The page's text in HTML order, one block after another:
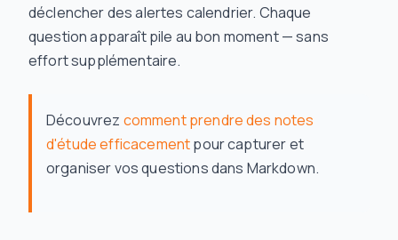
déclencher des alertes calendrier. Chaque
question apparaît pile au bon moment — sans
effort supplémentaire.
Découvrez comment prendre des notes
d'étude efficacementpour capturer et
organiser vos questions dans Markdown.